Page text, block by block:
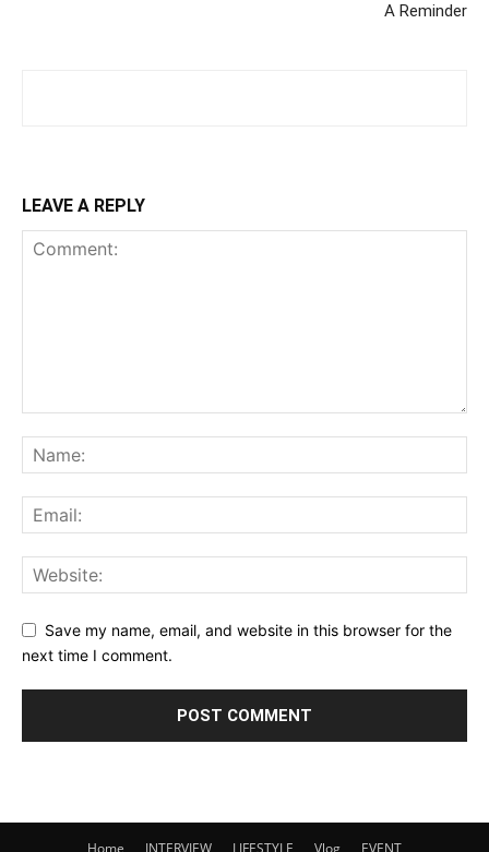
A Reminder
LEAVE A REPLY
Save my name, email, and website in this browser for the
next time I comment.
Home INTERVIEW LIFESTYLE Vlog EVENT